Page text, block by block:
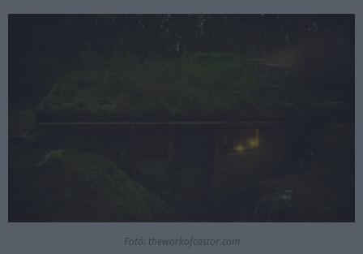
Fotó: theworkofcastor.com